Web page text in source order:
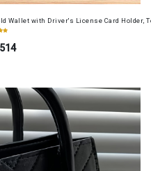
Wallet with Driver's License Card Holder,